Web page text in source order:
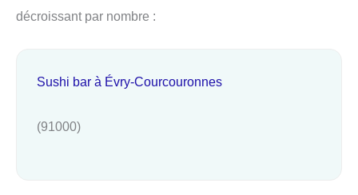
décroissant par nombre :
Sushi bar à Évry-Courcouronnes
(91000)